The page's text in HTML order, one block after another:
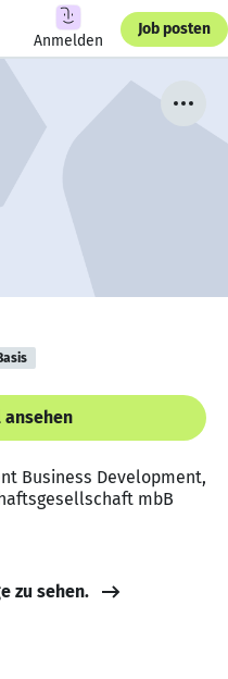
Anmelden
Job posten
ansehen
Business Development,
mbB
zu sehen.